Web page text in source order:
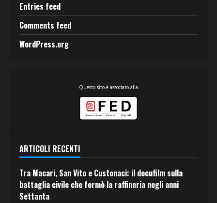
Entries feed
Comments feed
WordPress.org
Questo sito è associato alla
ARTICOLI RECENTI
Tra Macari, San Vito e Custonaci: il docufilm sulla
battaglia civile che fermò la raffineria negli anni
Settanta